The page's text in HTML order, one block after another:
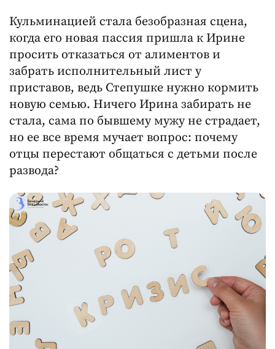
Кульминацией стала безобразная сцена,
когда его новая пассия пришла к Ирине
просить отказаться от алиментов и
забрать исполнительный лист у
приставов, ведь Степушке нужно кормить
новую семью. Ничего Ирина забирать не
стала, сама по бывшему мужу не страдает,
но ее все время мучает вопрос: почему
отцы перестают общаться с детьми после
развода?